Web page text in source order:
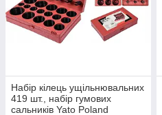
Набір кілець ущільнювальних
419 шт., набір гумових
сальників Yato Poland